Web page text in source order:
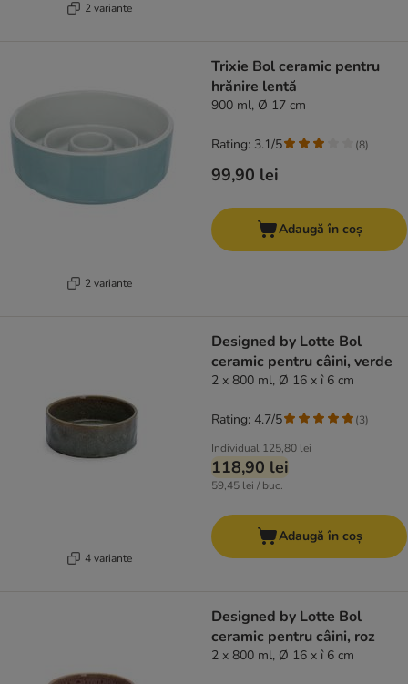
2 variante
2 variante
Trixie Bol ceramic pentru
hrănire lentă
900 ml, Ø 17 cm
99,90 lei
Rating: 3.1/5 (8)
Adaugă în coș
4 variante
Designed by Lotte Bol
ceramic pentru câini, verde
2 x 800 ml, Ø 16 x î 6 cm
Individual 125,80 lei
118,90 lei
59,45 lei / buc.
Rating: 4.7/5 (3)
Adaugă în coș
Designed by Lotte Bol
ceramic pentru câini, roz
2 x 800 ml, Ø 16 x î 6 cm